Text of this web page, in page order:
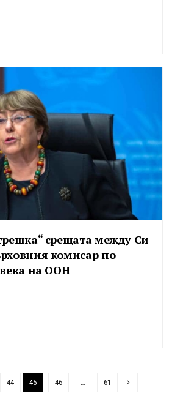
срещата между Си
комисар по
на ООН
44 45 46 … 61